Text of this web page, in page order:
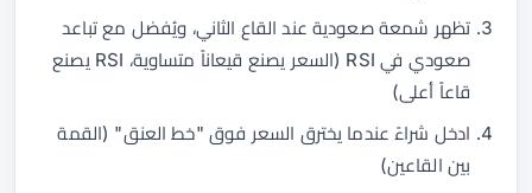
تظهر شمعة صعودية عند القاع الثاني، ويُفضل مع تباعد
صعودي في RSI (السعر يصنع قيعاناً متساوية، RSI يصنع
قاعاً أعلى)
ادخل شراءً عندما يخترق السعر فوق "خط العنق" (القمة
بين القاعين)